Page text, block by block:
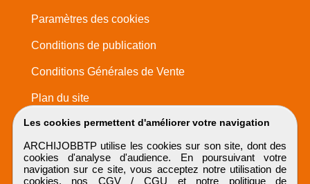
Les cookies permettent d'améliorer votre navigation
ARCHIJOBBTP utilise les cookies sur son site, dont des
cookies d'analyse d'audience. En poursuivant votre
navigation sur ce site, vous acceptez notre utilisation de
cookies, nos CGV / CGU et notre politique de
Paramètres des cookies
Conditions de publication
Conditions Générales de Vente
Plan du site